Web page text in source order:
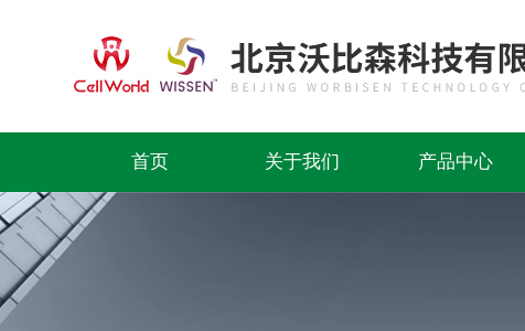
首页 关于我们 产品中心